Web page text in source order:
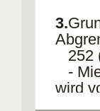
zu
3.
252
-
wird